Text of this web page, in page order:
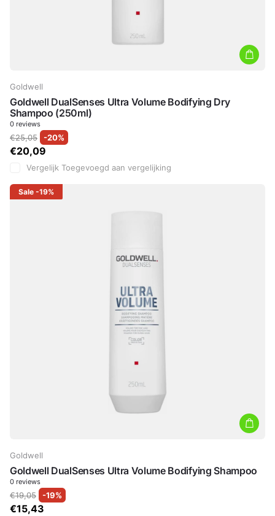
Goldwell
Goldwell DualSenses Ultra Volume Bodifying Dry
Shampoo (250ml)
0 reviews
€25,05 -20%
€20,09
Vergelijk Toegevoegd aan vergelijking
Sale -19%
Goldwell
Goldwell DualSenses Ultra Volume Bodifying Shampoo
0 reviews
€19,05 -19%
€15,43